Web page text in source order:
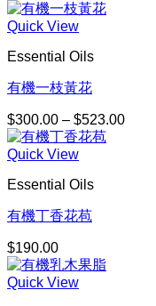
Quick View
Essential Oils
有機一枝黃花
$300.00 – $523.00價
Quick View
Essential Oils
有機丁香花苞
$190.00
Quick View